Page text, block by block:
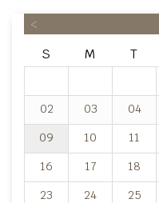
<
S M T
02
03 04
09
10 11
16
17 18
23
24 25